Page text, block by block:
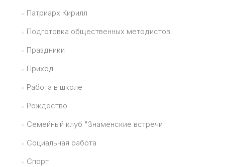
Патриарх Кирилл
Подготовка общественных методистов
Праздники
Приход
Работа в школе
Рождество
Семейный клуб "Знаменские встречи"
Социальная работа
Спорт